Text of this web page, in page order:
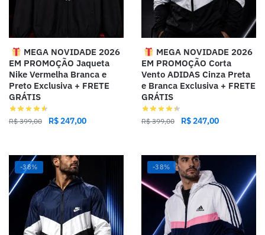
MEGA NOVIDADE 2026
EM PROMOÇÃO Jaqueta
Nike Vermelha Branca e
Preto Exclusiva + FRETE
GRÁTIS
R$399,00 R$247,00
MEGA NOVIDADE 2026
EM PROMOÇÃO Corta
Vento ADIDAS Cinza Preta
e Branca Exclusiva + FRETE
GRÁTIS
R$399,00 R$247,00
-38% -38%